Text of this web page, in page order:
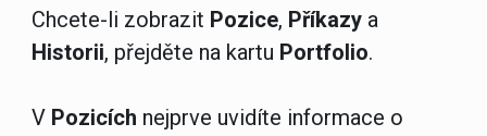
Chcete-li zobrazit Pozice, Příkazya
Historii, přejděte na kartu Portfolio.
V Pozicích nejprve uvidíte informace o